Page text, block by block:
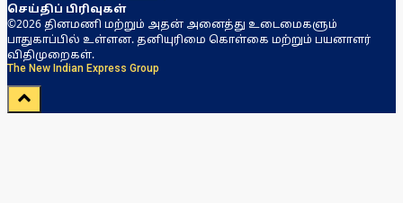
செய்திப் பிரிவுகள்
©2026 தினமணி மற்றும் அதன் அனைத்து உடைமைகளும்
பாதுகாப்பில் உள்ளன. தனியுரிமை கொள்கை மற்றும் பயனாளர்
விதிமுறைகள்.
The New Indian Express Group